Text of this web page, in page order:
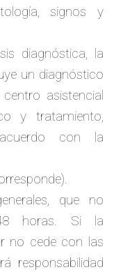
signos y
diagnóstica, la
un diagnóstico
asistencial
y tratamiento,
con la
que no
horas. Si la
no cede con las
responsabilidad